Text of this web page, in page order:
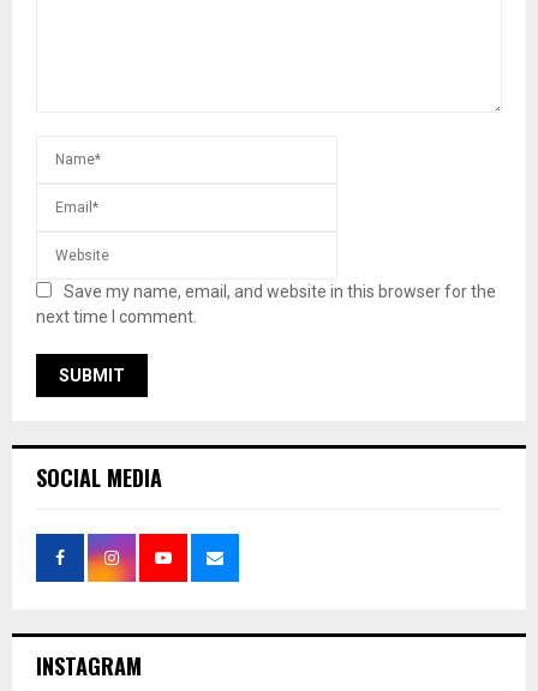
Save my name, email, and website in this browser for the
next time I comment.
SOCIAL MEDIA
INSTAGRAM